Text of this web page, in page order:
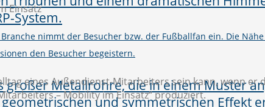
nimmt der Besucher bzw. der Fußballfan ein. Die
den Besucher begeistern.
Einsatz
eines Außendienst-Mitarbeiters sein kann, wenn
– Mobility im Einsatz“ produziert.